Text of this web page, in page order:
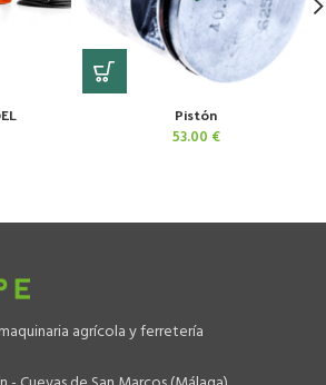
Pistón
53.00 €
agrícola y ferretería